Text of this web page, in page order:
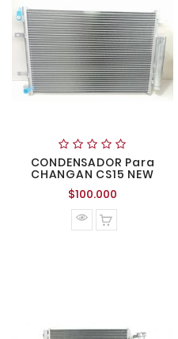
CONDENSADOR Para
CHANGAN CS15 NEW
$100.000
normal